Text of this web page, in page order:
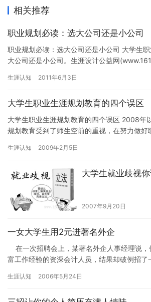
相关推荐
职业规划必读：选大公司还是小公司
职业规划必读：选大公司还是小公司 大学生
大公司还是小公司。生涯设计公益网
生涯认知 2011年6月3日
大学生职业生涯规划教育的四个误区
大学生职业生涯规划教育的四个误区 2008年
规划教育受到了师生空前的重视，在努力做好
生涯认知 2009年2月5日
大学生就业歧视
2007年9月20日
一女大学生用2元进著名外企
在一次招聘会上，某著名外企人事经理说，
富工作经验的资深会计人员，结果却破例招了
生涯认知 2006年5月24日